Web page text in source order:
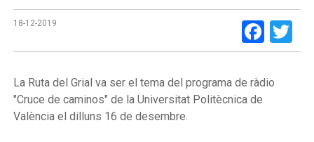
18-12-2019
La Ruta del Grial va ser el tema del programa de ràdio
"Cruce de caminos" de la Universitat Politècnica de
València el dilluns 16 de desembre.